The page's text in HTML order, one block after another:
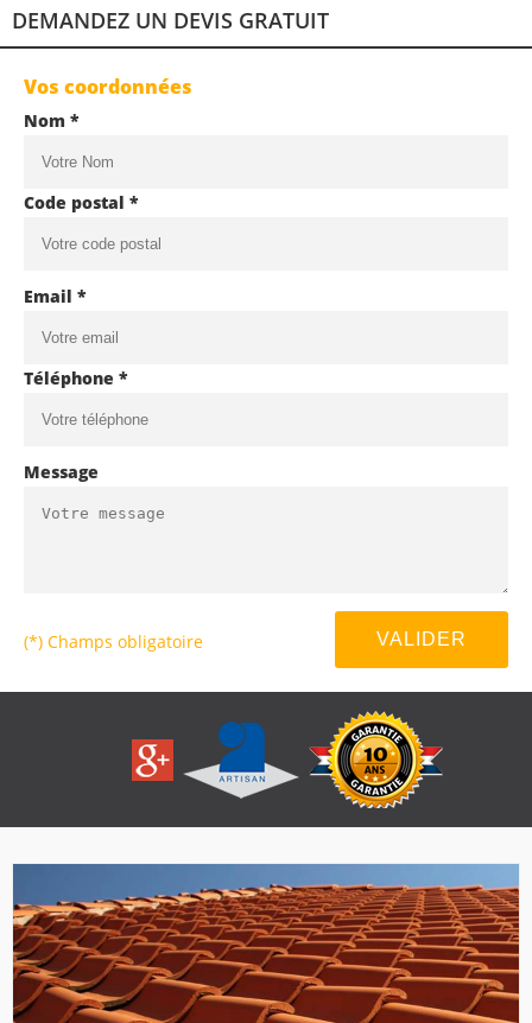
DEMANDEZ UN DEVIS GRATUIT
Vos coordonnées
Nom *
Code postal *
Email *
Téléphone *
Message
(*) Champs obligatoire